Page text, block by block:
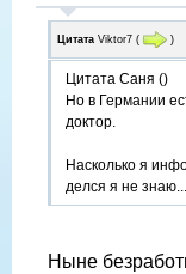
Цитата Viktor7 ( )
Цитата Саня ()
Но в Германии
доктор.
Насколько я
делся я не знаю...
Ныне